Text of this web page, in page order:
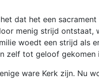
dat het een
menig strijd ontstaat,
woedt een strijd als
zelf tot geloof gekomen
ware Kerk zijn. Nu